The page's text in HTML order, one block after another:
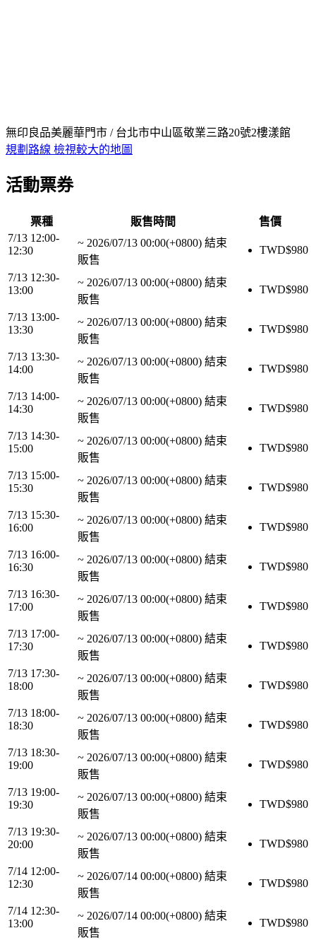
無印良品美麗華門市 / 台北市中山區敬業三路20號2樓漾館
規劃路線 檢視較大的地圖
活動票券
票種 販售時間
售價
7/13 12:00-
12:30
~ 2026/07/13 00:00(+0800) 結束
販售
TWD$980
7/13 12:30-
13:00
~ 2026/07/13 00:00(+0800) 結束
販售
TWD$980
7/13 13:00-
13:30
~ 2026/07/13 00:00(+0800) 結束
販售
TWD$980
7/13 13:30-
14:00
~ 2026/07/13 00:00(+0800) 結束
販售
TWD$980
7/13 14:00-
14:30
~ 2026/07/13 00:00(+0800) 結束
販售
TWD$980
7/13 14:30-
15:00
~ 2026/07/13 00:00(+0800) 結束
販售
TWD$980
7/13 15:00-
15:30
~ 2026/07/13 00:00(+0800) 結束
販售
TWD$980
7/13 15:30-
16:00
~ 2026/07/13 00:00(+0800) 結束
販售
TWD$980
7/13 16:00-
16:30
~ 2026/07/13 00:00(+0800) 結束
販售
TWD$980
7/13 16:30-
17:00
~ 2026/07/13 00:00(+0800) 結束
販售
TWD$980
7/13 17:00-
17:30
~ 2026/07/13 00:00(+0800) 結束
販售
TWD$980
7/13 17:30-
18:00
~ 2026/07/13 00:00(+0800) 結束
販售
TWD$980
7/13 18:00-
18:30
~ 2026/07/13 00:00(+0800) 結束
販售
TWD$980
7/13 18:30-
19:00
~ 2026/07/13 00:00(+0800) 結束
販售
TWD$980
7/13 19:00-
19:30
~ 2026/07/13 00:00(+0800) 結束
販售
TWD$980
7/13 19:30-
20:00
~ 2026/07/13 00:00(+0800) 結束
販售
TWD$980
7/14 12:00-
12:30
~ 2026/07/14 00:00(+0800) 結束
販售
TWD$980
7/14 12:30-
13:00
~ 2026/07/14 00:00(+0800) 結束
販售
TWD$980